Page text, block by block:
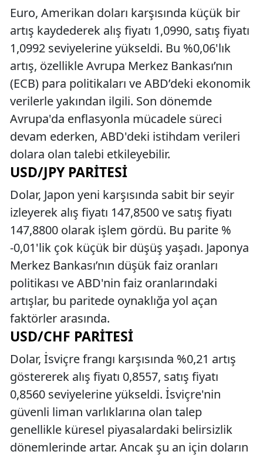
Euro, Amerikan doları karşısında küçük bir
artış kaydederek alış fiyatı 1,0990, satış fiyatı
1,0992 seviyelerine yükseldi. Bu %0,06'lık
artış, özellikle Avrupa Merkez Bankası’nın
(ECB) para politikaları ve ABD’deki ekonomik
verilerle yakından ilgili. Son dönemde
Avrupa'da enflasyonla mücadele süreci
devam ederken, ABD'deki istihdam verileri
dolara olan talebi etkileyebilir.
USD/JPY PARITESI
Dolar, Japon yeni karşısında sabit bir seyir
izleyerek alış fiyatı 147,8500 ve satış fiyatı
147,8800 olarak işlem gördü. Bu parite %
-0,01'lik çok küçük bir düşüş yaşadı. Japonya
Merkez Bankası’nın düşük faiz oranları
politikası ve ABD'nin faiz oranlarındaki
artışlar, bu paritede oynaklığa yol açan
faktörler arasında.
USD/CHF PARITESI
Dolar, İsviçre frangı karşısında %0,21 artış
göstererek alış fiyatı 0,8557, satış fiyatı
0,8560 seviyelerine yükseldi. İsviçre'nin
güvenli liman varlıklarına olan talep
genellikle küresel piyasalardaki belirsizlik
dönemlerinde artar. Ancak şu an için doların